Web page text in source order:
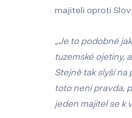
majiteli oproti
„Je to podobné
tuzemské ojetiny,
Stejně tak slyší na
toto není pravda,
jeden majitel se k